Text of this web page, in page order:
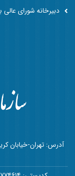
آدرس: تهران-خیابان
دبیرخانه شورای